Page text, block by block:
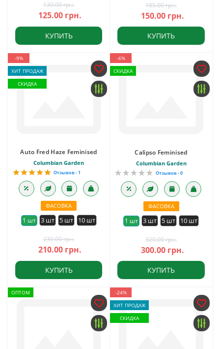
130.00 грн.
125.00 грн.
КУПИТЬ
185.00 грн.
150.00 грн.
КУПИТЬ
-9%
ХИТ ПРОДАЖ
СКИДКА
Auto Fred Haze Feminised
Columbian Garden
Отзывов - 1
ФАСОВКА
1 шт 3 шт 5 шт 10 шт
230.00 грн.
210.00 грн.
КУПИТЬ
-6%
СКИДКА
Calipso Feminised
Columbian Garden
Отзывов - 0
ФАСОВКА
1 шт 3 шт 5 шт 10 шт
320.00 грн.
300.00 грн.
КУПИТЬ
ОПТОМ
-24%
ХИТ ПРОДАЖ
СКИДКА